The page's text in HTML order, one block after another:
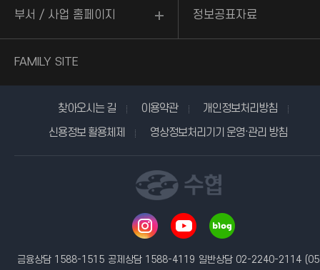
부서 / 사업 홈페이지 정보공표자료
FAMILY SITE
찾아오시는 길 이용약관
개인정보처리방침
신용정보 활용체제
영상정보처리기기 운영·관리 방침
금융상담 1588-1515 공제상담 1588-4119 일반상담 02-2240-2114